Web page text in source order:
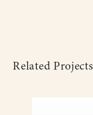
Related Projects